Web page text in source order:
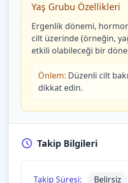
Yaş Grubu Özellikleri
Ergenlik dönemi,
cilt üzerinde (örneğin,
etkili olabileceği bir
Önlem: Düzenli cilt
dikkat edin.
Takip Bilgileri
Takip Süresi: Belirsiz